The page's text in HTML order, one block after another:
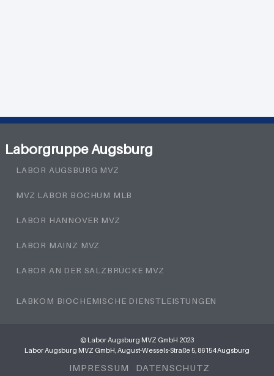
© Labor Augsburg MVZ GmbH 2023
Labor Augsburg MVZ GmbH, August-Wessels-Straße 5, 86154 Augsburg
IMPRESSUM DATENSCHUTZ
Laborgruppe Augsburg
LABOR AUGSBURG MVZ
MVZ LABOR BOCHUM MLB
LABOR HANNOVER MVZ
LABOR MAINZ MVZ
LABOR AN DER SALZBRÜCKE MVZ
LABKOM BIOCHEMISCHE DIENSTLEISTUNGEN